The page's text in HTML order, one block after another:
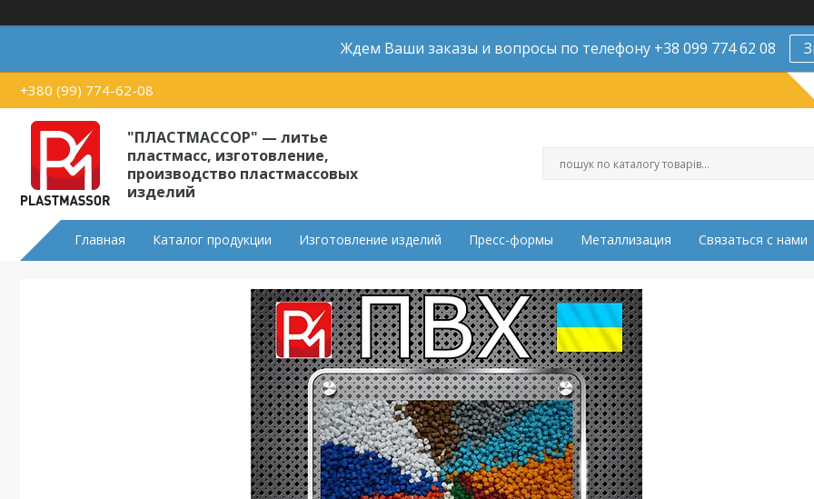
Ждем Ваши заказы и вопросы по телефону +38 099 774 62 08
+380 (99) 774-62-08
"ПЛАСТМАССОР" — литье
пластмасс, изготовление,
производство пластмассовых
изделий
Главная Каталог продукции Изготовление изделий Пресс-формы Металлизация Связаться с нами